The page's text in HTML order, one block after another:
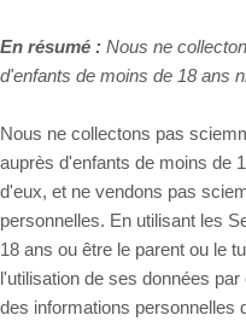
En résumé : Nous ne
d'enfants de moins de 18 ans
Nous ne collectons pas
auprès d'enfants de moins de
d'eux, et ne vendons pas
personnelles. En utilisant les
18 ans ou être le parent ou le
l'utilisation de ses données
des informations personnelles